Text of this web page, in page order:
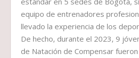
equipo de entrenadores
llevado la experiencia de los
De hecho, durante el 2023, 9
de Natación de Compensar